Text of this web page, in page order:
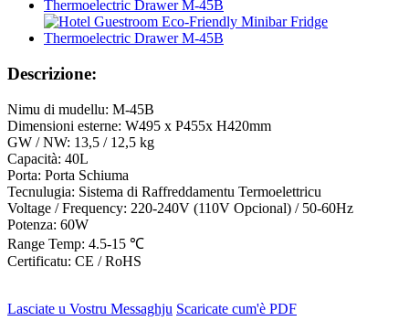
Descrizione:
Nimu di mudellu: M-45B
Dimensioni esterne: W495 x P455x H420mm
GW / NW: 13,5 / 12,5 kg
Capacità: 40L
Porta: Porta Schiuma
Tecnulugia: Sistema di Raffreddamentu Termoelettricu
Voltage / Frequency: 220-240V (110V Opcional) / 50-60Hz
Potenza: 60W
Range Temp: 4.5-15 ℃
Certificatu: CE / RoHS
Lasciate u Vostru Messaghju Scaricate cum'è PDF